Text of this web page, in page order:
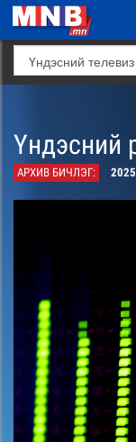
Үндэсний
АРХИВ БИЧЛЭГ: